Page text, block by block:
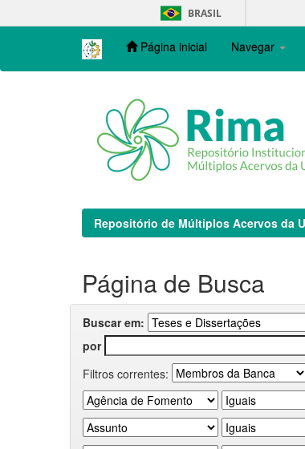
navigation
BRASIL
Página inicial Navegar
Repositório de Múltiplos Acervos da
Página de Busca
Buscar em:
por
Filtros correntes: